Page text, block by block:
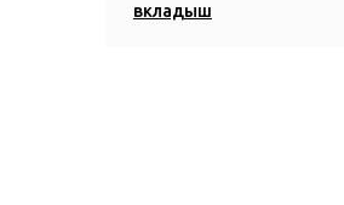
вкладыш